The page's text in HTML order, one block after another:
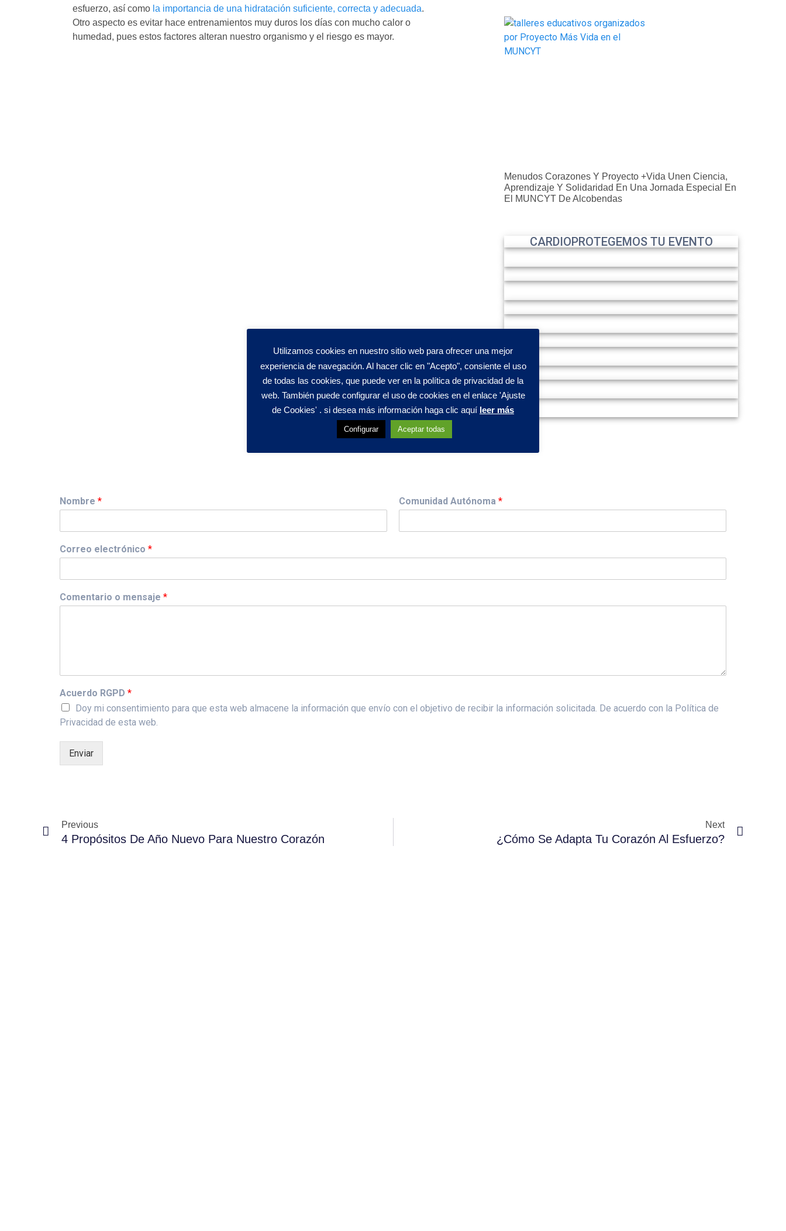
esfuerzo, así como la importancia de una hidratación suficiente, correcta y adecuada.
Otro aspecto es evitar hace entrenamientos muy duros los días con mucho calor o
humedad, pues estos factores alteran nuestro organismo y el riesgo es mayor.
Menudos Corazones Y Proyecto +Vida Unen Ciencia,
Aprendizaje Y Solidaridad En Una Jornada Especial En
El MUNCYT De Alcobendas
CARDIOPROTEGEMOS TU EVENTO
Nombre * Comunidad Autónoma *
Correo electrónico *
Comentario o mensaje *
Acuerdo RGPD *
Doy mi consentimiento para que esta web almacene la información que envío con el objetivo de recibir la información solicitada. De acuerdo con la Política de
Privacidad de esta web.
Enviar
Previous
4 Propósitos De Año Nuevo Para Nuestro Corazón
Next
¿Cómo Se Adapta Tu Corazón Al Esfuerzo?
Utilizamos cookies en nuestro sitio web para ofrecer una mejor
experiencia de navegación. Al hacer clic en "Acepto", consiente el uso
de todas las cookies, que puede ver en la política de privacidad de la
web. También puede configurar el uso de cookies en el enlace 'Ajuste
de Cookies' . si desea más información haga clic aquí leer más
Configurar Aceptar todas